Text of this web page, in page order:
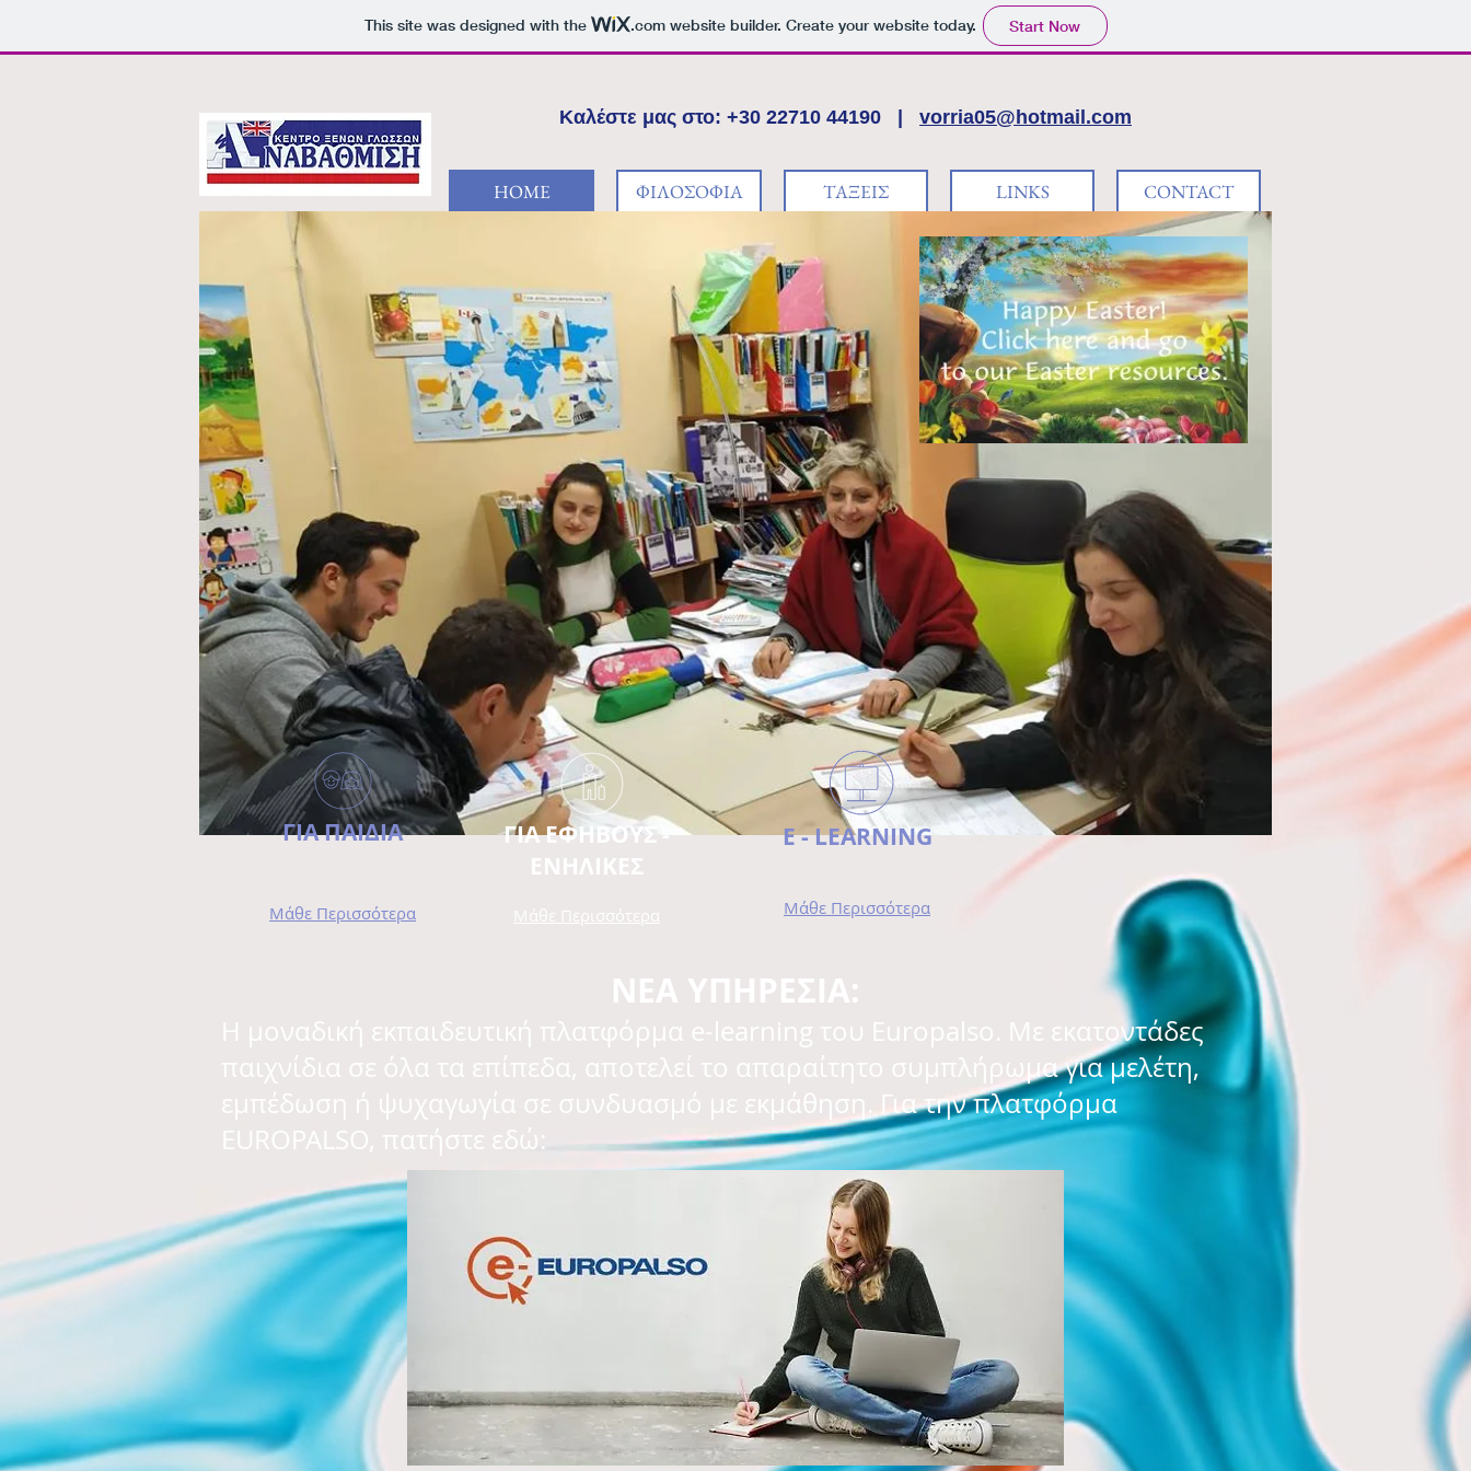
This site was designed with the .comwebsite builder. Create your website today. Start Now
Καλέστε μας στο: +30 22710 44190 | vorria05@hotmail.com
HOME ΦΙΛΟΣΟΦΙΑ ΤΑΞΕΙΣ LINKS CONTACT
ΓΙΑ ΠΑΙΔΙΑ
Μάθε Περισσότερα
ΓΙΑ ΕΦΗΒΟΥΣ -
ΕΝΗΛΙΚΕΣ
Μάθε Περισσότερα
E - LEARNING
Μάθε Περισσότερα
ΝΕΑ ΥΠΗΡΕΣΙΑ:
Η μοναδική εκπαιδευτική πλατφόρμα e-learning του Europalso. Με εκατοντάδες
παιχνίδια σε όλα τα επίπεδα, αποτελεί το απαραίτητο συμπλήρωμα για μελέτη,
εμπέδωση ή ψυχαγωγία σε συνδυασμό με εκμάθηση. Για την πλατφόρμα
EUROPALSO, πατήστε εδώ: